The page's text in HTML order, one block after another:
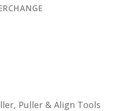
Puller & Align Tools